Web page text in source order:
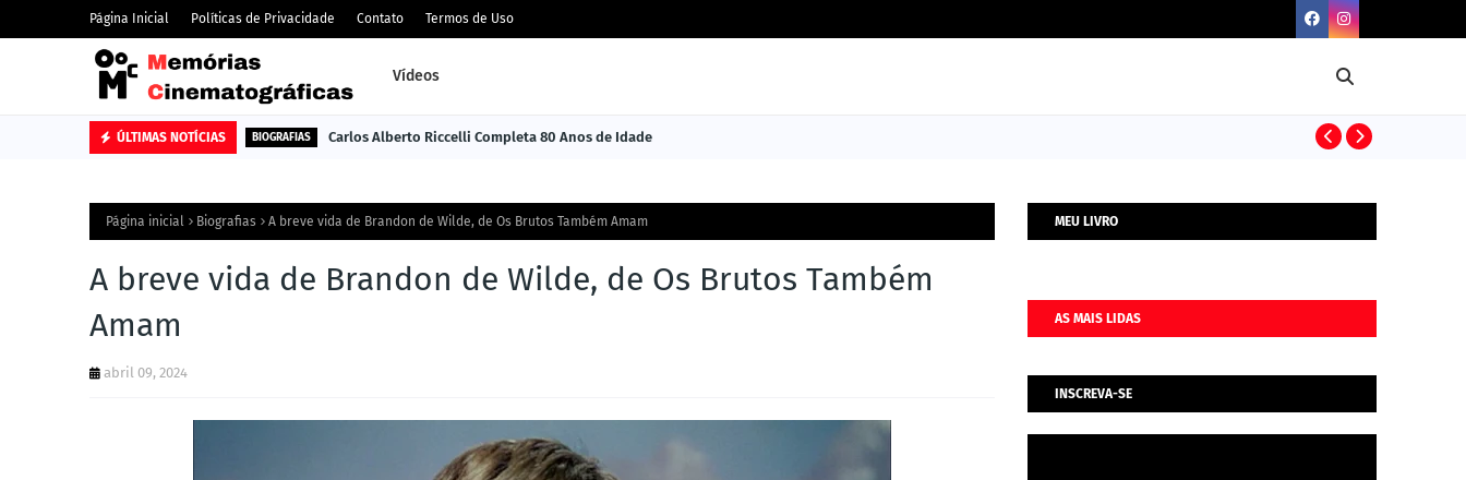
Página Inicial Políticas de Privacidade Contato Termos de Uso
Vídeos
ÚLTIMAS NOTÍCIAS BIOGRAFIAS Carlos Alberto Riccelli Completa 80 Anos de Idade
Página inicial Biografias A breve vida de Brandon de Wilde, de Os Brutos Também Amam
A breve vida de Brandon de Wilde, de Os Brutos Também
Amam
abril 09, 2024
MEU LIVRO
AS MAIS LIDAS
INSCREVA-SE